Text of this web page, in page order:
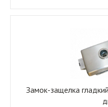
Замок-защелка